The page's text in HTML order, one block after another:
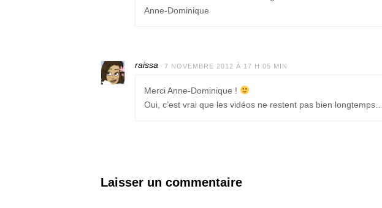
Anne-Dominique
raissa 7 NOVEMBRE 2012 À 17 H 05 MIN
Merci Anne-Dominique !
Oui, c’est vrai que les vidéos ne restent pas bien
Laisser un commentaire